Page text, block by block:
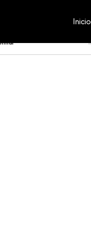
Inicio